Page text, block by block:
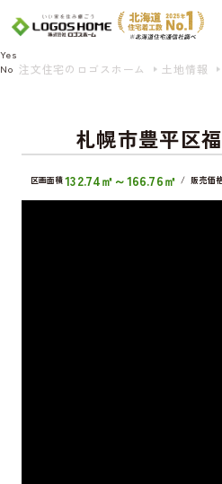
注文住宅のロゴスホーム 土地情報
札幌市豊平区
区画面積132.74㎡～166.76㎡ / 販売価
Cookie を使用して、お客様の活動を追跡し
プライバシーを極めて重視しています。詳
は、当社のプライバシーポリ
Yes
No